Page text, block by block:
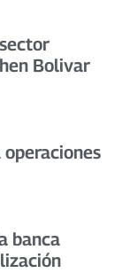
Bolivar
banca